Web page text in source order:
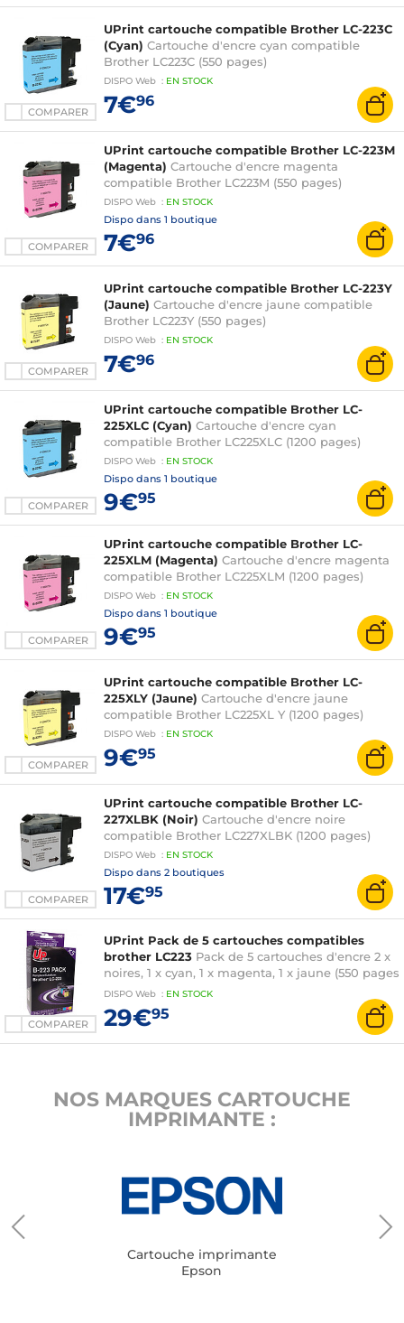
COMPARER
UPrint cartouche compatible Brother LC-223C
(Cyan) Cartouche d'encre cyan compatible
Brother LC223C (550 pages)
DISPO Web : EN STOCK
7€96
COMPARER
UPrint cartouche compatible Brother LC-223M
(Magenta) Cartouche d'encre magenta
compatible Brother LC223M (550 pages)
DISPO Web : EN STOCK
Dispo dans 1 boutique
7€96
COMPARER
UPrint cartouche compatible Brother LC-223Y
(Jaune) Cartouche d'encre jaune compatible
Brother LC223Y (550 pages)
DISPO Web : EN STOCK
7€96
COMPARER
UPrint cartouche compatible Brother LC-
225XLC (Cyan) Cartouche d'encre cyan
compatible Brother LC225XLC (1200 pages)
DISPO Web : EN STOCK
Dispo dans 1 boutique
9€95
COMPARER
UPrint cartouche compatible Brother LC-
225XLM (Magenta) Cartouche d'encre magenta
compatible Brother LC225XLM (1200 pages)
DISPO Web : EN STOCK
Dispo dans 1 boutique
9€95
COMPARER
UPrint cartouche compatible Brother LC-
225XLY (Jaune) Cartouche d'encre jaune
compatible Brother LC225XL Y (1200 pages)
DISPO Web : EN STOCK
9€95
COMPARER
UPrint cartouche compatible Brother LC-
227XLBK (Noir) Cartouche d'encre noire
compatible Brother LC227XLBK (1200 pages)
DISPO Web : EN STOCK
Dispo dans 2 boutiques
17€95
COMPARER
UPrint Pack de 5 cartouches compatibles
brother LC223 Pack de 5 cartouches d'encre 2 x
noires, 1 x cyan, 1 x magenta, 1 x jaune (550 pages
à 5%) compatible Brother LC-223
DISPO Web : EN STOCK
29€95
NOS MARQUES CARTOUCHE
IMPRIMANTE :
Cartouche imprimante
Epson